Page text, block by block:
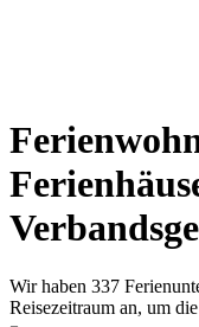
Wir haben 337
Reisezeitraum an, um